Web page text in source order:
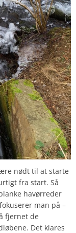
nødt til at starte
fra start. Så
havørreder
man på –
fjernet de
Det klares